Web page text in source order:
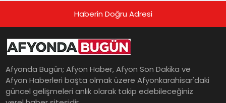
Haberin Doğru Adresi
Afyonda Bugün; Afyon Haber, Afyon Son Dakika ve
Afyon Haberleri başta olmak üzere Afyonkarahisar'daki
güncel gelişmeleri anlık olarak takip edebileceğiniz